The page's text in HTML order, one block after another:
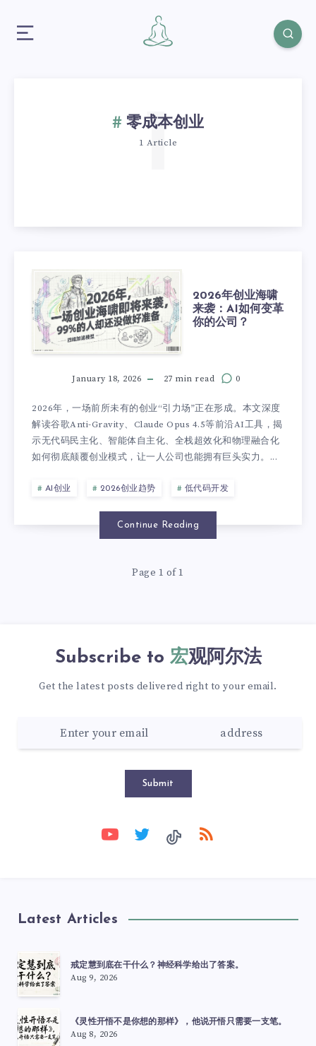
零成本创业
1 Article
1
2026年创业海啸
来袭：AI如何变革
你的公司？
January 18, 2026 27 min read 0
2026年，一场前所未有的创业“引力场”正在形成。本文深度
解读谷歌Anti-Gravity、Claude Opus 4.5等前沿AI工具，揭
示无代码民主化、智能体自主化、全栈超效化和物理融合化
如何彻底颠覆创业模式，让一人公司也能拥有巨头实力。...
AI创业 2026创业趋势 低代码开发
Continue Reading
Page 1 of 1
Subscribe to 宏观阿尔法
Get the latest posts delivered right to your email.
Submit
Latest Articles
戒定慧到底在干什么？神经科学给出了答案。
Aug 9, 2026
《灵性开悟不是你想的那样》，他说开悟只需要一支笔。
Aug 8, 2026